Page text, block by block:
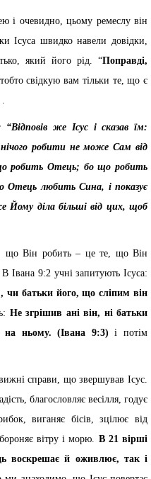
і очевидно, цьому ремеслу він
Ісуса швидко навели довідки,
який його рід. “Поправді,
свідкую вам тільки те, що є
же Ісус і сказав їм:
робити не може Сам від
робить Отець; бо що робить
любить Сина, і показує
діла більші від цих, щоб
що Він робить – це те, що Він
Івана 9:2 учні запитують Ісуса:
чи батьки його, що сліпим він
Не згрішив ані він, ні батьки
на ньому. (Івана 9:3)і потім
справи, що звершував Ісус.
благословляє весілля, годує
виганяє бісів, зцілює від
вітру і морю. В 21 вірші
воскрешає й оживлює, так і